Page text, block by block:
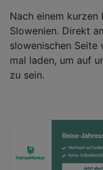
Nach einem
Slowenien. Direkt
slowenischen
mal laden, um auf
zu sein.